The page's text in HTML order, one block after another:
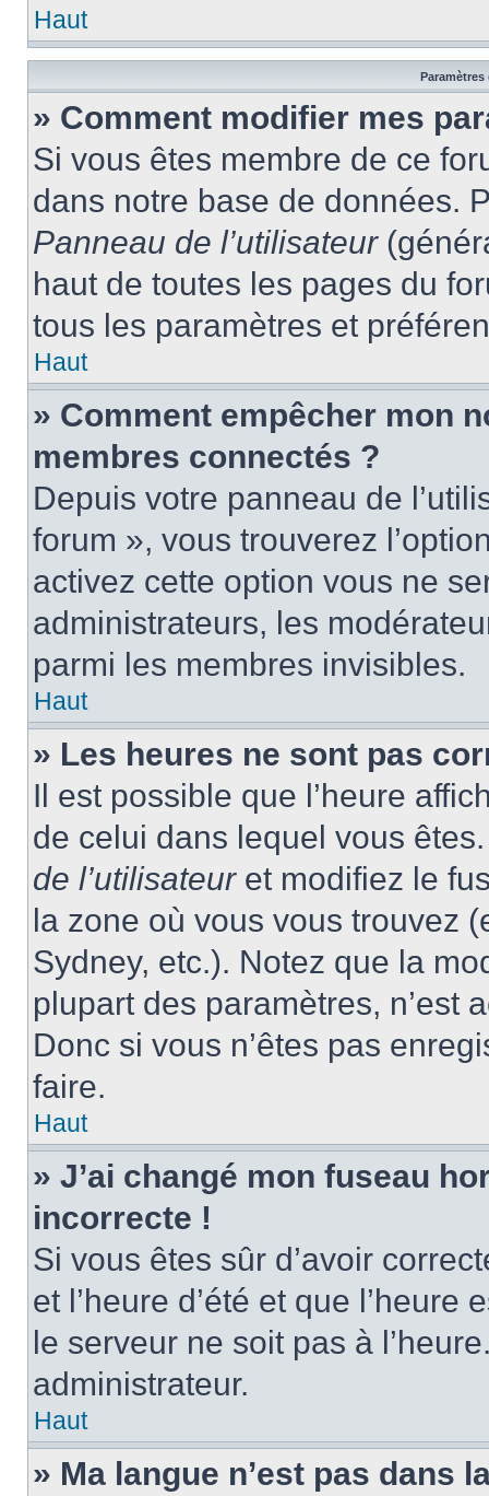
Haut
Paramètres
» Comment modifier mes
Si vous êtes membre de ce
dans notre base de données.
Panneau de l’utilisateur
haut de toutes les pages du
tous les paramètres et
Haut
» Comment empêcher mon
membres connectés ?
Depuis votre panneau de
forum », vous trouverez
activez cette option vous ne
administrateurs, les
parmi les membres invisibles.
Haut
» Les heures ne sont pas
Il est possible que l’heure
de celui dans lequel vous
de l’utilisateuret modifiez le
la zone où vous vous trouvez
Sydney, etc.). Notez que la
plupart des paramètres, n’est
Donc si vous n’êtes pas
faire.
Haut
» J’ai changé mon fuseau
incorrecte !
Si vous êtes sûr d’avoir
et l’heure d’été et que
le serveur ne soit pas à
administrateur.
Haut
» Ma langue n’est pas dans